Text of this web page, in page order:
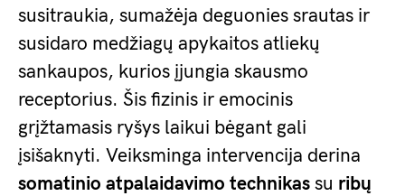
susitraukia, sumažėja deguonies srautas ir
susidaro medžiagų apykaitos atliekų
sankaupos, kurios įjungia skausmo
receptorius. Šis fizinis ir emocinis
grįžtamasis ryšys laikui bėgant gali
įsišaknyti. Veiksminga intervencija derina
somatinio atpalaidavimo technikas su ribų